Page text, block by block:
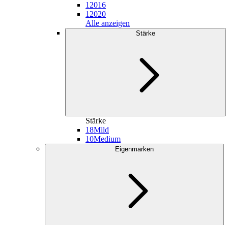
1 2016
1 2020
Alle anzeigen
Stärke
Stärke
18Mild
10Medium
Eigenmarken